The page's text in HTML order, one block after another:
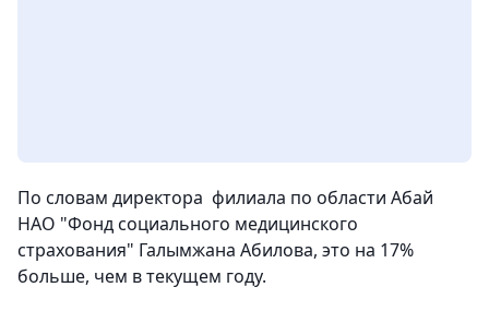
По словам директора филиала по области Абай
НАО "Фонд социального медицинского
страхования" Галымжана Абилова, это на 17%
больше, чем в текущем году.